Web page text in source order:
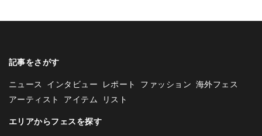
記事をさがす
ニュース インタビュー レポート ファッション 海外フェス
アーティスト アイテム
リスト
エリアからフェスを探す